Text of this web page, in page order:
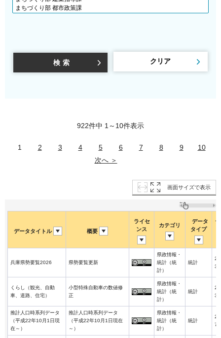
922件中 1～10件表示
1 2 3 4 5 6 7 8 9
10
次へ ＞
画面サイズで表示
データタイトル 概要
ライセ
ンス
カテゴリ
データ
タイプ
兵庫県勢要覧2026 県勢要覧更新
県政情報・
統計（統
計）
統計
3-
くらし（観光、自動
車、道路、住宅）
小型特殊自動車の数値修
正
県政情報・
統計（統
計）
統計
3-
推計人口時系列データ
（平成22年10月1日現
在～）
推計人口時系列データ
（平成22年10月1日現在
～）
県政情報・
統計（統
計）
統計
7-